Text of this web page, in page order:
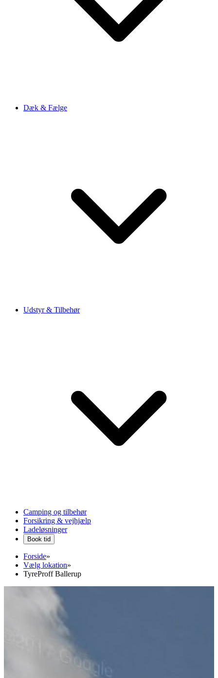
Dæk & Fælge
Udstyr & Tilbehør
Camping og tilbehør
Forsikring & vejhjælp
Ladeløsninger
Book tid
Forside»
Vælg lokation»
TyreProff Ballerup